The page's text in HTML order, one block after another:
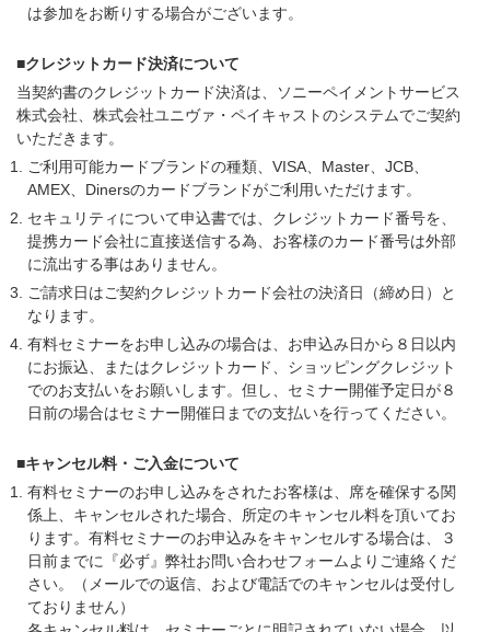
は参加をお断りする場合がございます。
■クレジットカード決済について
当契約書のクレジットカード決済は、ソニーペイメントサービス
株式会社、株式会社ユニヴァ・ペイキャストのシステムでご契約
いただきます。
ご利用可能カードブランドの種類、VISA、Master、JCB、
AMEX、Dinersのカードブランドがご利用いただけます。
セキュリティについて申込書では、クレジットカード番号を、
提携カード会社に直接送信する為、お客様のカード番号は外部
に流出する事はありません。
ご請求日はご契約クレジットカード会社の決済日（締め日）と
なります。
有料セミナーをお申し込みの場合は、お申込み日から８日以内
にお振込、またはクレジットカード、ショッピングクレジット
でのお支払いをお願いします。但し、セミナー開催予定日が８
日前の場合はセミナー開催日までの支払いを行ってください。
■キャンセル料・ご入金について
有料セミナーのお申し込みをされたお客様は、席を確保する関
係上、キャンセルされた場合、所定のキャンセル料を頂いてお
ります。有料セミナーのお申込みをキャンセルする場合は、３
日前までに『必ず』弊社お問い合わせフォームよりご連絡くだ
さい。（メールでの返信、および電話でのキャンセルは受付し
ておりません）